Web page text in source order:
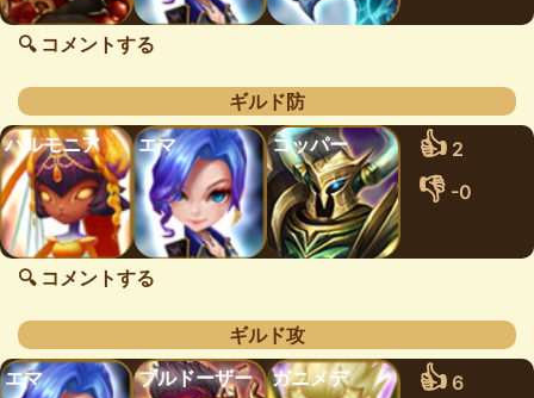
🔍 コメントする
ギルド防
ハルモニア
エマ コッパー 👍 2
👎 -0
🔍 コメントする
ギルド攻
エマ
ブルドーザー ガニメデ 👍 6